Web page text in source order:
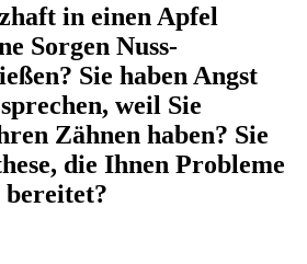
in einen Apfel
Sorgen Nuss-
Sie haben Angst
weil Sie
Zähnen haben? Sie
die Ihnen Probleme
bereitet?